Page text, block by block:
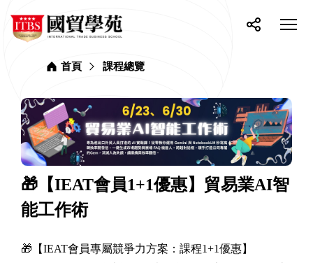
ITBS
國
貿
站
主
選
首頁 課程總覽
🎁【IEAT會員1+1優惠】貿易業AI智
能工作術
🎁【IEAT會員專屬競爭力方案：課程1+1優惠】